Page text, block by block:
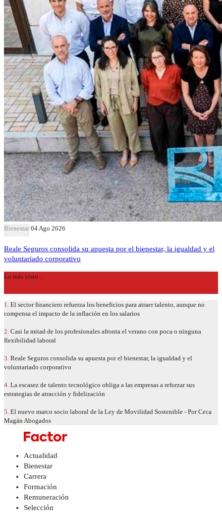
Bienestar 04 Ago 2026
Reale Seguros consolida su apuesta por el bienestar, la igualdad y el
voluntariado corporativo
Lo más visto…
1. El sector financiero refuerza los beneficios para atraer talento, aunque no
compensa el impacto de la inflación en los salarios
2. Casi la mitad de los profesionales afronta el verano con poca o ninguna
flexibilidad laboral
3. Reale Seguros consolida su apuesta por el bienestar, la igualdad y el
voluntariado corporativo
4. La escasez de talento tecnológico obliga a las empresas a reforzar sus
estrategias de atracción y fidelización
5. El nuevo marco socio laboral de la Ley de Movilidad Sostenible - Por Ceca
Magán Abogados
Actualidad
Bienestar
Carrera
Formación
Remuneración
Selección